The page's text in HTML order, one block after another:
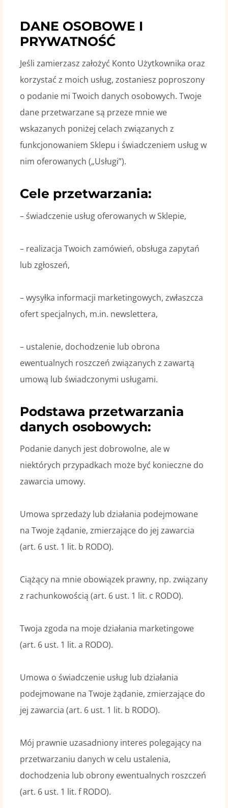
DANE OSOBOWE I
PRYWATNOŚĆ
Jeśli zamierzasz założyć Konto Użytkownika oraz
korzystać z moich usług, zostaniesz poproszony
o podanie mi Twoich danych osobowych. Twoje
dane przetwarzane są przeze mnie we
wskazanych poniżej celach związanych z
funkcjonowaniem Sklepu i świadczeniem usług w
nim oferowanych („Usługi”).
Cele przetwarzania:
– świadczenie usług oferowanych w Sklepie,
– realizacja Twoich zamówień, obsługa zapytań
lub zgłoszeń,
– wysyłka informacji marketingowych, zwłaszcza
ofert specjalnych, m.in. newslettera,
– ustalenie, dochodzenie lub obrona
ewentualnych roszczeń związanych z zawartą
umową lub świadczonymi usługami.
Podstawa przetwarzania
danych osobowych:
Podanie danych jest dobrowolne, ale w
niektórych przypadkach może być konieczne do
zawarcia umowy.
Umowa sprzedaży lub działania podejmowane
na Twoje żądanie, zmierzające do jej zawarcia
(art. 6 ust. 1 lit. b RODO).
Ciążący na mnie obowiązek prawny, np. związany
z rachunkowością (art. 6 ust. 1 lit. c RODO).
Twoja zgoda na moje działania marketingowe
(art. 6 ust. 1 lit. a RODO).
Umowa o świadczenie usług lub działania
podejmowane na Twoje żądanie, zmierzające do
jej zawarcia (art. 6 ust. 1 lit. b RODO).
Mój prawnie uzasadniony interes polegający na
przetwarzaniu danych w celu ustalenia,
dochodzenia lub obrony ewentualnych roszczeń
(art. 6 ust. 1 lit. f RODO).